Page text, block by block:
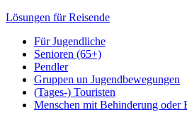
Lösungen für Reisende
Für Jugendliche
Senioren (65+)
Pendler
Gruppen un Jugendbewegungen
(Tages-) Touristen
Menschen mit Behinderung oder